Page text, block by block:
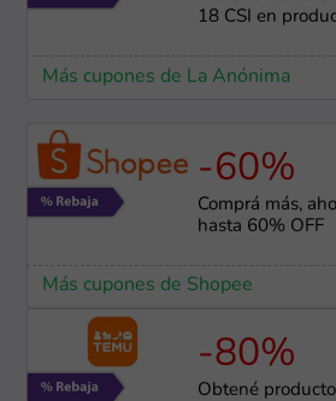
18 CSI en
Más cupones de La Anónima
-60%
Comprá más,
hasta 60% OFF
Más cupones de Shopee
-80%
Obtené